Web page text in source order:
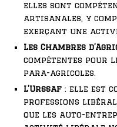
elles sont
artisanales, y
exerçant une
Les Chambres
compétentes pour
para-agricoles.
L’Urssaf : elle est
professions
que les auto-